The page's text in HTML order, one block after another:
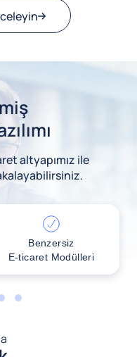
altyapımız ile
Benzersiz
E-ticaret Modülleri
5